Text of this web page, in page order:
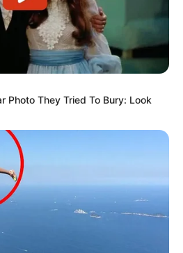
Photo They Tried To Bury: Look